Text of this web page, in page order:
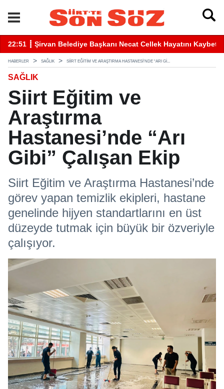
22:41 ┋ Siirt’te Baraj Sularının Yükselmesiyle Mahsur Kalan
HABERLER SAĞLIK SIIRT EĞITIM VE ARAŞTIRMA HASTANESI’NDE “ARI GI...
SAĞLIK
Siirt Eğitim ve
Araştırma
Hastanesi’nde “Arı
Gibi” Çalışan Ekip
Siirt Eğitim ve Araştırma Hastanesi’nde
görev yapan temizlik ekipleri, hastane
genelinde hijyen standartlarını en üst
düzeyde tutmak için büyük bir özveriyle
çalışıyor.